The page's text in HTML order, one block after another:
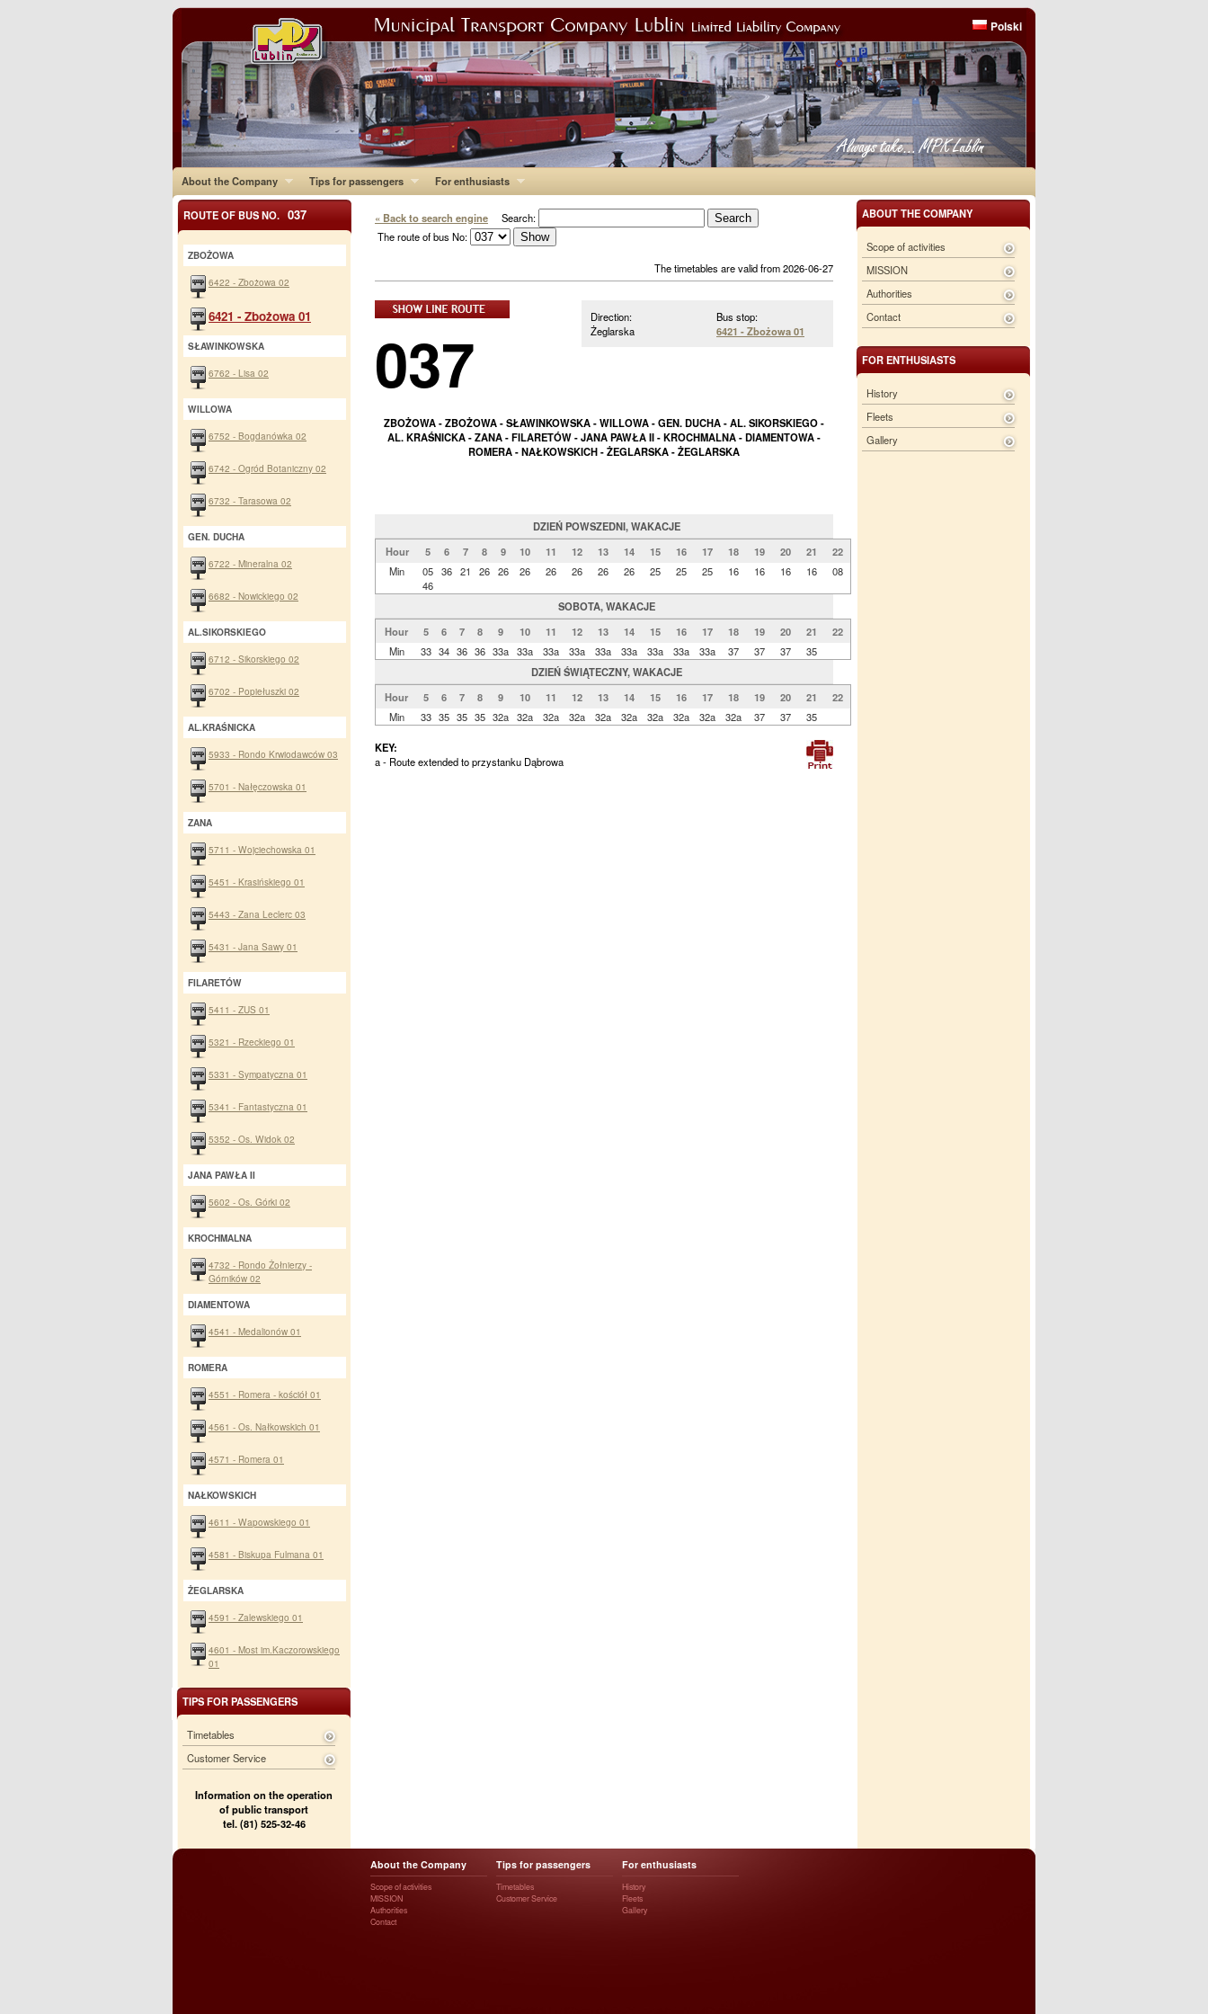
Polski
About the Company Tips for passengers For enthusiasts
ABOUT THE COMPANY
Scope of activities
MISSION
Authorities
Contact
FOR ENTHUSIASTS
History
Fleets
Gallery
« Back to search engine Search:
The route of bus No:
The timetables are valid from 2026-06-27
Bus stop:
6421 - Zbożowa 01
Direction:
Żeglarska
037
ZBOŻOWA - ZBOŻOWA - SŁAWINKOWSKA - WILLOWA - GEN. DUCHA - AL. SIKORSKIEGO -
AL. KRAŚNICKA - ZANA - FILARETÓW - JANA PAWŁA II - KROCHMALNA - DIAMENTOWA -
ROMERA - NAŁKOWSKICH - ŻEGLARSKA - ŻEGLARSKA
DZIEŃ POWSZEDNI, WAKACJE
Hour
5 6 7 8 9 10 11 12 13 14 15 16 17 18 19 20 21
22
Min
05
46
36 21 26 26 26 26 26 26 26 25 25 25 16 16 16 16 08
SOBOTA, WAKACJE
Hour
5 6 7 8 9 10 11 12 13 14 15 16 17 18 19 20 21
22
Min
33 34 36 36 33a 33a 33a 33a 33a 33a 33a 33a 33a 37 37 37
35
DZIEŃ ŚWIĄTECZNY, WAKACJE
Hour
5 6 7 8 9 10 11 12 13 14 15 16 17 18 19 20 21
22
Min
33 35 35 35 32a 32a 32a 32a 32a 32a 32a 32a 32a 32a 37 37 35
KEY:
a - Route extended to przystanku Dąbrowa
ROUTE OF BUS NO. 037
ZBOŻOWA
6422 - Zbożowa 02
6421 - Zbożowa 01
SŁAWINKOWSKA
6762 - Lisa 02
WILLOWA
6752 - Bogdanówka 02
6742 - Ogród Botaniczny 02
6732 - Tarasowa 02
GEN. DUCHA
6722 - Mineralna 02
6682 - Nowickiego 02
AL.SIKORSKIEGO
6712 - Sikorskiego 02
6702 - Popiełuszki 02
AL.KRAŚNICKA
5933 - Rondo Krwiodawców 03
5701 - Nałęczowska 01
ZANA
5711 - Wojciechowska 01
5451 - Krasińskiego 01
5443 - Zana Leclerc 03
5431 - Jana Sawy 01
FILARETÓW
5411 - ZUS 01
5321 - Rzeckiego 01
5331 - Sympatyczna 01
5341 - Fantastyczna 01
5352 - Os. Widok 02
JANA PAWŁA II
5602 - Os. Górki 02
KROCHMALNA
4732 - Rondo Żołnierzy -
Górników 02
DIAMENTOWA
4541 - Medalionów 01
ROMERA
4551 - Romera - kościół 01
4561 - Os. Nałkowskich 01
4571 - Romera 01
NAŁKOWSKICH
4611 - Wapowskiego 01
4581 - Biskupa Fulmana 01
ŻEGLARSKA
4591 - Zalewskiego 01
4601 - Most im.Kaczorowskiego
01
TIPS FOR PASSENGERS
Timetables
Customer Service
Information on the operation
of public transport
tel. (81) 525-32-46
About the Company
Scope of activities
MISSION
Authorities
Contact
Tips for passengers
Timetables
Customer Service
For enthusiasts
History
Fleets
Gallery